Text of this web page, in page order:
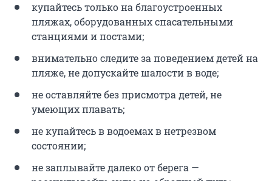
купайтесь только на благоустроенных
пляжах, оборудованных спасательными
станциями и постами;
внимательно следите за поведением детей на
пляже, не допускайте шалости в воде;
не оставляйте без присмотра детей, не
умеющих плавать;
не купайтесь в водоемах в нетрезвом
состоянии;
не заплывайте далеко от берега —